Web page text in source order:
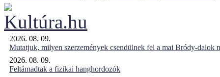
2026. 08. 09.
Mutatjuk, milyen szerzemények csendülnek fel a mai Bródy-dalok
2026. 08. 09.
Feltámadtak a fizikai hanghordozók